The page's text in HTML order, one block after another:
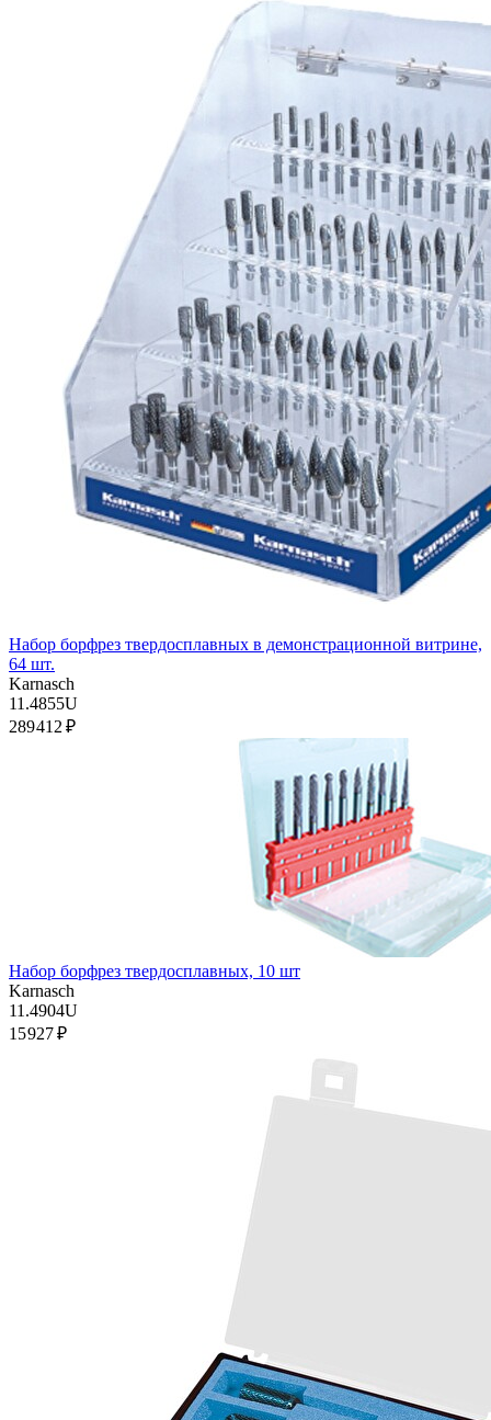
Набор борфрез твердосплавных в демонстрационной витрине,
64 шт.
Karnasch
11.4855U
289 412 ₽
Набор борфрез твердосплавных, 10 шт
Karnasch
11.4904U
15 927 ₽